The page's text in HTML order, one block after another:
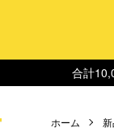
合計
ホーム